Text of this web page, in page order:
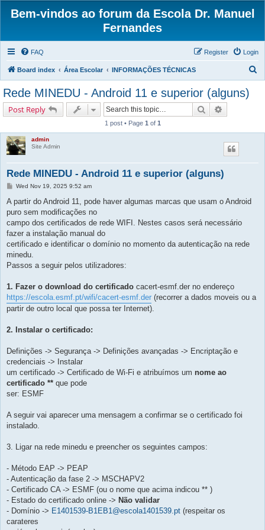
Bem-vindos ao forum da Escola Dr. Manuel
Fernandes
FAQ Login
Register
Board index Área Escolar INFORMAÇÕES TÉCNICAS
Rede MINEDU - Android 11 e superior (alguns)
Post Reply Search
1 post • Page 1 of 1
admin
Site Admin
Rede MINEDU - Android 11 e superior (alguns)
P
s
t
Wed Nov 19, 2025 9:52 am
A partir do Android 11, pode haver algumas marcas que usam o Android
puro sem modificações no
campo dos certificados de rede WIFI. Nestes casos será necessário
fazer a instalação manual do
certificado e identificar o domínio no momento da autenticação na rede
minedu.
Passos a seguir pelos utilizadores:
1. Fazer o download do certificado cacert-esmf.der no endereço
https://escola.esmf.pt/wifi/cacert-esmf.der (recorrer a dados moveis ou a
partir de outro local que possa ter Internet).
2. Instalar o certificado:
Definições -> Segurança -> Definições avançadas -> Encriptação e
credenciais -> Instalar
um certificado -> Certificado de Wi-Fi e atribuímos um nome ao
certificado ** que pode
ser: ESMF
A seguir vai aparecer uma mensagem a confirmar se o certificado foi
instalado.
3. Ligar na rede minedu e preencher os seguintes campos:
- Método EAP -> PEAP
- Autenticação da fase 2 -> MSCHAPV2
- Certificado CA -> ESMF (ou o nome que acima indicou ** )
- Estado do certificado online -> Não validar
- Domínio -> E1401539-B1EB1@escola1401539.pt (respeitar os
carateres